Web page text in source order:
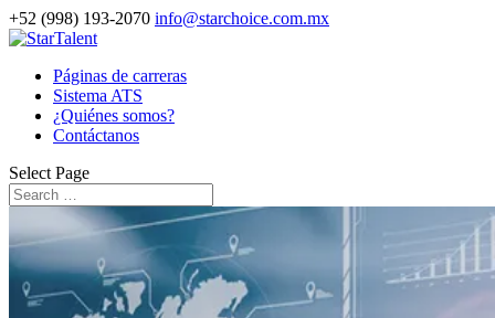
+52 (998) 193-2070 info@starchoice.com.mx
Páginas de carreras
Sistema ATS
¿Quiénes somos?
Contáctanos
Select Page